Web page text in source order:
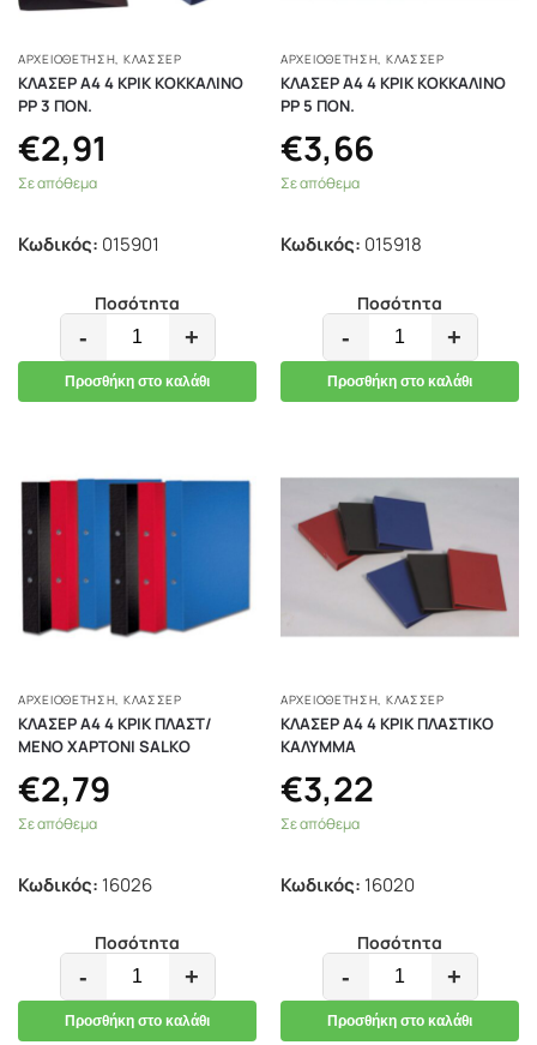
ΑΡΧΕΙΟΘΕΤΗΣΗ ΚΛΑΣΣΈΡ
ΚΛΑΣΕΡ Α4 4 ΚΡΙΚ ΚΟΚΚΑΛΙΝΟ
ΡΡ 3 ΠΟΝ.
€2,91
Σε απόθεμα
Κωδικός: 015901
Ποσότητα
- +
Προσθήκη στο καλάθι
ΑΡΧΕΙΟΘΕΤΗΣΗ ΚΛΑΣΣΈΡ
ΚΛΑΣΕΡ Α4 4 ΚΡΙΚ ΚΟΚΚΑΛΙΝΟ
ΡΡ 5 ΠΟΝ.
€3,66
Σε απόθεμα
Κωδικός: 015918
Ποσότητα
- +
Προσθήκη στο καλάθι
ΑΡΧΕΙΟΘΕΤΗΣΗ ΚΛΑΣΣΈΡ
ΚΛΑΣΕΡ Α4 4 ΚΡΙΚ ΠΛΑΣΤ/
ΜΕΝΟ ΧΑΡΤΟΝΙ SALKO
€2,79
Σε απόθεμα
Κωδικός: 16026
Ποσότητα
- +
Προσθήκη στο καλάθι
ΑΡΧΕΙΟΘΕΤΗΣΗ ΚΛΑΣΣΈΡ
ΚΛΑΣΕΡ Α4 4 ΚΡΙΚ ΠΛΑΣΤΙΚΟ
ΚΑΛΥΜΜΑ
€3,22
Σε απόθεμα
Κωδικός: 16020
Ποσότητα
- +
Προσθήκη στο καλάθι